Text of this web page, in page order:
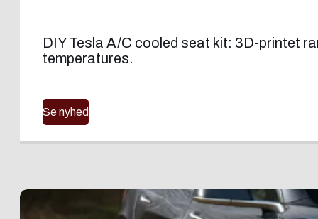
DIY Tesla A/C cooled seat kit: 3D-printet
temperatures.
Se nyhed